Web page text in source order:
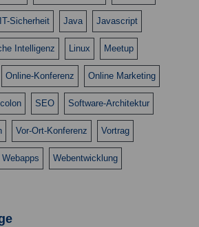
IT-Sicherheit Java Javascript
Intelligenz Linux Meetup
Online-Konferenz Online Marketing
SEO Software-Architektur
Vor-Ort-Konferenz Vortrag
Webapps Webentwicklung